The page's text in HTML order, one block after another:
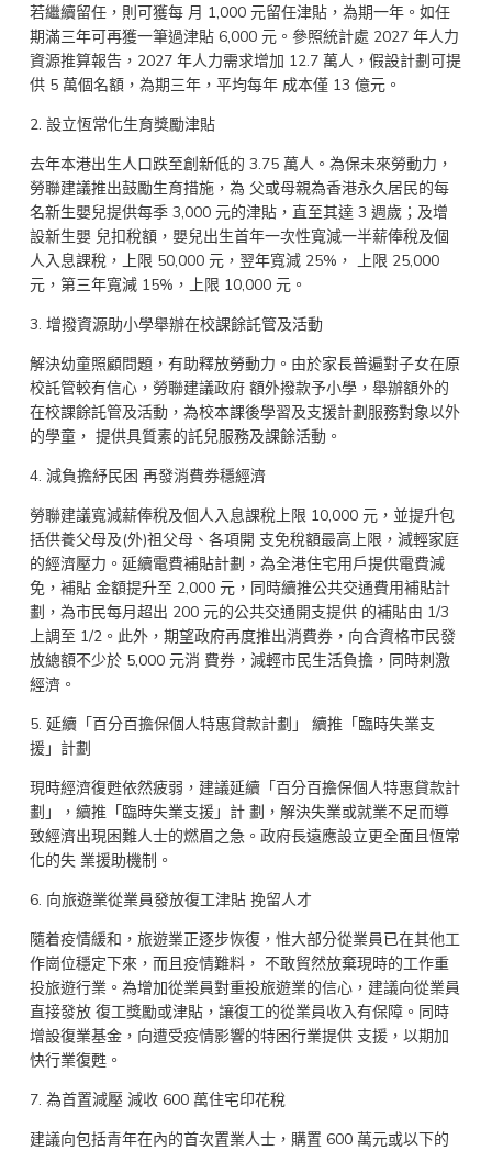
若繼續留任，則可獲每 月 1,000 元留任津貼，為期一年。如任
期滿三年可再獲一筆過津貼 6,000 元。參照統計處 2027 年人力
資源推算報告，2027 年人力需求增加 12.7 萬人，假設計劃可提
供 5 萬個名額，為期三年，平均每年 成本僅 13 億元。
2. 設立恆常化生育獎勵津貼
去年本港出生人口跌至創新低的 3.75 萬人。為保未來勞動力，
勞聯建議推出鼓勵生育措施，為 父或母親為香港永久居民的每
名新生嬰兒提供每季 3,000 元的津貼，直至其達 3 週歲；及增
設新生嬰 兒扣稅額，嬰兒出生首年一次性寬減一半薪俸稅及個
人入息課稅，上限 50,000 元，翌年寬減 25%， 上限 25,000
元，第三年寬減 15%，上限 10,000 元。
3. 增撥資源助小學舉辦在校課餘託管及活動
解決幼童照顧問題，有助釋放勞動力。由於家長普遍對子女在原
校託管較有信心，勞聯建議政府 額外撥款予小學，舉辦額外的
在校課餘託管及活動，為校本課後學習及支援計劃服務對象以外
的學童， 提供具質素的託兒服務及課餘活動。
4. 減負擔紓民困 再發消費券穩經濟
勞聯建議寬減薪俸稅及個人入息課稅上限 10,000 元，並提升包
括供養父母及(外)祖父母、各項開 支免稅額最高上限，減輕家庭
的經濟壓力。延續電費補貼計劃，為全港住宅用戶提供電費減
免，補貼 金額提升至 2,000 元，同時續推公共交通費用補貼計
劃，為市民每月超出 200 元的公共交通開支提供 的補貼由 1/3
上調至 1/2。此外，期望政府再度推出消費券，向合資格市民發
放總額不少於 5,000 元消 費券，減輕市民生活負擔，同時刺激
經濟。
5. 延續「百分百擔保個人特惠貸款計劃」 續推「臨時失業支
援」計劃
現時經濟復甦依然疲弱，建議延續「百分百擔保個人特惠貸款計
劃」，續推「臨時失業支援」計 劃，解決失業或就業不足而導
致經濟出現困難人士的燃眉之急。政府長遠應設立更全面且恆常
化的失 業援助機制。
6. 向旅遊業從業員發放復工津貼 挽留人才
隨着疫情緩和，旅遊業正逐步恢復，惟大部分從業員已在其他工
作崗位穩定下來，而且疫情難料， 不敢貿然放棄現時的工作重
投旅遊行業。為增加從業員對重投旅遊業的信心，建議向從業員
直接發放 復工獎勵或津貼，讓復工的從業員收入有保障。同時
增設復業基金，向遭受疫情影響的特困行業提供 支援，以期加
快行業復甦。
7. 為首置減壓 減收 600 萬住宅印花稅
建議向包括青年在內的首次置業人士，購置 600 萬元或以下的